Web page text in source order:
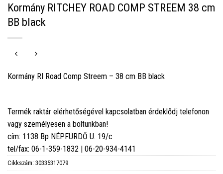
Kormány RITCHEY ROAD COMP STREEM 38 cm
BB black
Kormány RI Road Comp Streem – 38 cm BB black
Termék raktár elérhetőségével kapcsolatban érdeklődj telefonon
vagy személyesen a boltunkban!
cím: 1138 Bp NÉPFÜRDŐ U. 19/c
tel/fax: 06-1-359-1832 | 06-20-934-4141
Cikkszám: 30335317079